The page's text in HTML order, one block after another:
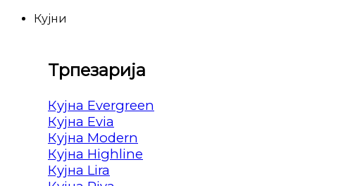
Кујни
Трпезарија
Кујна Evergreen
Кујна Evia
Кујна Modern
Кујна Highline
Кујна Lira